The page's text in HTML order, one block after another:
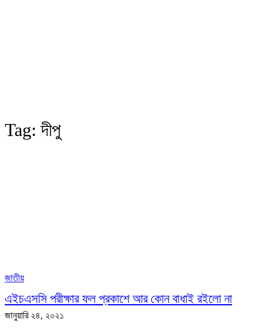
Tag:দীপু
জাতীয়
এইচএসসি পরীক্ষার ফল প্রকাশে আর কোন বাধাই রইলো না
জানুয়ারি ২৪, ২০২১